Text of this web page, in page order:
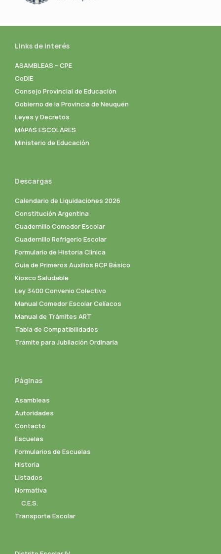
Links de interés
ASAMBLEAS – CPE
CeDIE
Consejo Provincial de Educación
Gobierno de la Provincia de Neuquén
Leyes y Decretos
MAPAS ESCOLARES
Ministerio de Educación
Descargas
Calendario de Liquidaciones 2026
Constitución Argentina
Cuadernillo Comedor Escolar
Cuadernillo Refrigerio Escolar
Formulario de Historia Clínica
Guia de Primeros Auxilios RCP Básico
Kiosco Saludable
Ley 3400 Convenio Colectivo
Manual Comedor Escolar Celíacos
Manual de Trámites ART
Tabla de Compatibilidades
Trámite para Jubilación Ordinaria
Páginas
Asambleas
Autoridades
Contacto
Escuelas
Formularios de Escuelas
Historia
Listados
Normativa
C.E.S.
Transporte Escolar